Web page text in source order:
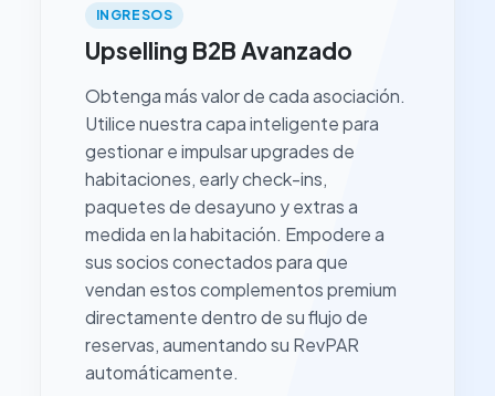
INGRESOS
Upselling B2B Avanzado
Obtenga más valor de cada asociación.
Utilice nuestra capa inteligente para
gestionar e impulsar upgrades de
habitaciones, early check-ins,
paquetes de desayuno y extras a
medida en la habitación. Empodere a
sus socios conectados para que
vendan estos complementos premium
directamente dentro de su flujo de
reservas, aumentando su RevPAR
automáticamente.